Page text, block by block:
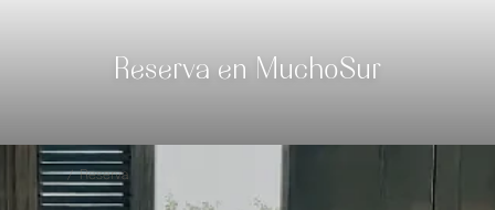
Reserva en MuchoSur
Inicio /Reserva